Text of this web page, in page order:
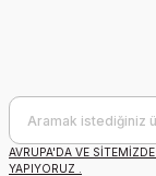
AVRUPA'DA VE
YAPIYORUZ .